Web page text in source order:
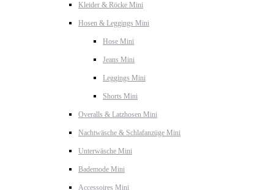
Kleider & Röcke Mini
Hosen & Leggings Mini
Hose Mini
Jeans Mini
Leggings Mini
Shorts Mini
Overalls & Latzhosen Mini
Nachtwäsche & Schlafanzüge Mini
Unterwäsche Mini
Bademode Mini
Accessoires Mini